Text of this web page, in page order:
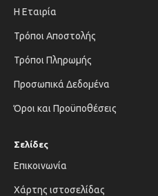
Η Εταιρία
Τρόποι Αποστολής
Τρόποι Πληρωμής
Προσωπικά Δεδομένα
Όροι και Προϋποθέσεις
Σελίδες
Επικοινωνία
Χάρτης ιστοσελίδας